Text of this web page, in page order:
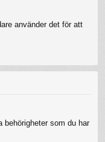
använder det för att
behörigheter som du har